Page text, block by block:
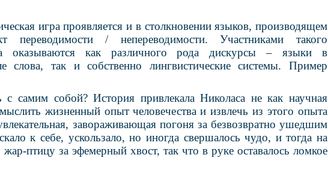
игра проявляется и в столкновении языков, производящем
переводимости / непереводимости. Участниками такого
оказываются как различного рода дискурсы – языки в
слова, так и собственно лингвистические системы. Пример
самим собой? История привлекала Николаса не как научная
жизненный опыт человечества и извлечь из этого опыта
завораживающая погоня за безвозвратно ушедшим
к себе, ускользало, но иногда свершалось чудо, и тогда на
жар-птицу за эфемерный хвост, так что в руке оставалось ломкое